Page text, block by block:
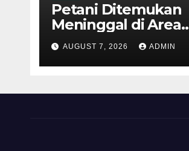
Petani Ditemukan
Meninggal di Area
Persawahan
Kalibeji, Polisi
Pastikan Tidak Ada
AUGUST 7, 2026 ADMIN